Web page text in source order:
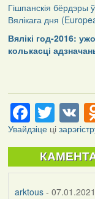
Гішпанскія бёрдэры
Вялікага дня
Вялікі год-2016:
колькасці
Увайдзіцеці
arktous-